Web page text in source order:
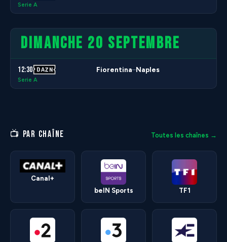
Serie A
DIMANCHE 20 SEPTEMBRE
12:30 Fiorentina–Naples
Serie A
📺 PAR CHAÎNE Toutes les chaînes →
Canal+
beIN Sports
TF1